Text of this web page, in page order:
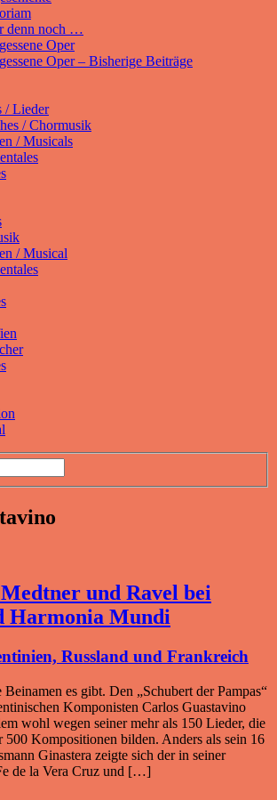
denn noch …
Oper
Oper – Bisherige Beiträge
/ Lieder
/ Chormusik
/ Musicals
/ Musical
und Ravel bei
Harmonia Mundi
Russland und Frankreich
es gibt. Den „Schubert der Pampas“
Komponisten Carlos Guastavino
wohl wegen seiner mehr als 150 Lieder, die
500 Kompositionen bilden. Anders als sein 16
Ginastera zeigte sich der in seiner
de la Vera Cruz und […]